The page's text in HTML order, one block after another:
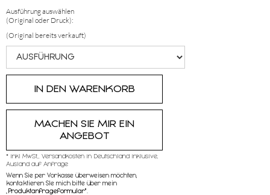
Ausführung auswählen
(Original oder Druck):
(Original bereits verkauft)
MACHEN SIE MIR EIN
ANGEBOT
* inkl MwSt,, Versandkosten in Deutschland inklusive,
Ausland auf Anfrage
Wenn Sie per Vorkasse überweisen möchten,
kontaktieren SIe mich bitte über mein
Produktanfrageformular"